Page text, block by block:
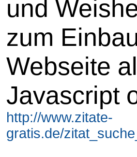
und
zum
Webseite
Javascript
http://www.zitate-
gratis.de/